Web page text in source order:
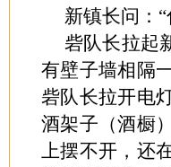
新镇长问：
砦队长拉起
有壁子墙相隔
砦队长拉开电
酒架子（酒橱
上摆不开，还